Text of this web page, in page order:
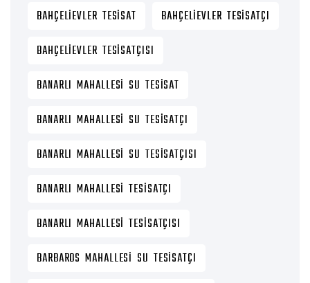
BAHÇELIEVLER TESISAT
BAHÇELIEVLER TESISATÇI
BAHÇELIEVLER TESISATÇISI
BANARLI MAHALLESI SU TESISAT
BANARLI MAHALLESI SU TESISATÇI
BANARLI MAHALLESI SU TESISATÇISI
BANARLI MAHALLESI TESISATÇI
BANARLI MAHALLESI TESISATÇISI
BARBAROS MAHALLESI SU TESISATÇI